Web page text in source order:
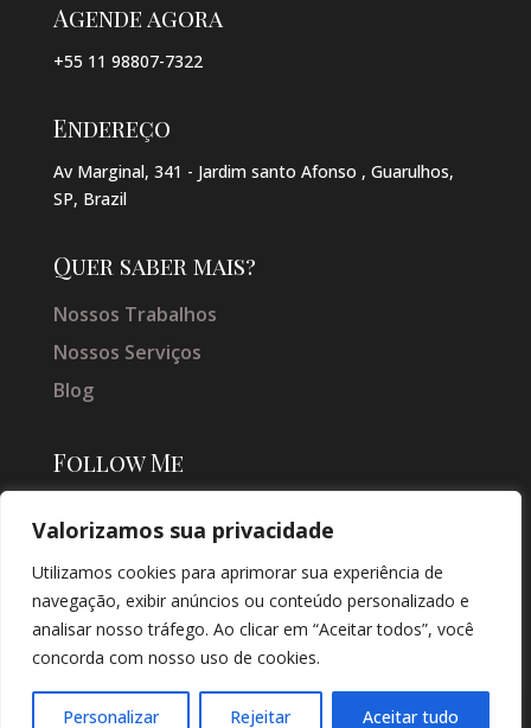
Valorizamos sua privacidade
Utilizamos cookies para aprimorar sua experiência de
navegação, exibir anúncios ou conteúdo personalizado e
analisar nosso tráfego. Ao clicar em “Aceitar todos”, você
concorda com nosso uso de cookies.
Personalizar Rejeitar Aceitar tudo
Agende agora
+55 11 98807-7322
Endereço
Av Marginal, 341 - Jardim santo Afonso , Guarulhos,
SP, Brazil
Quer saber mais?
Nossos Trabalhos
Nossos Serviços
Blog
Follow Me
SOLUÇÕES DIGITAIS |
CRIAÇÃO DE SITES